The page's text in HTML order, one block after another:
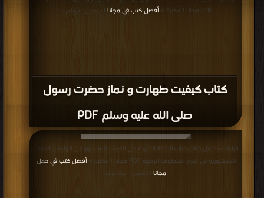
كتاب کیفیت طهارت و نماز حضرت رسول
صلی الله علیه وسلم PDF
PDF مجانا | مكتبة >
أفضل كتب في مجانا | التحميل : مرة/مرات
قراءة و تحميل كتاب كتاب التحفة الخيرية على الفوائد الشنشورية وبالهامش الفوائد
الشنشورية في شرح المنظومة الرحبية PDF مجانا | مكتبة >
أفضل كتب في حمل
مجانا | التحميل : مرة/مرات